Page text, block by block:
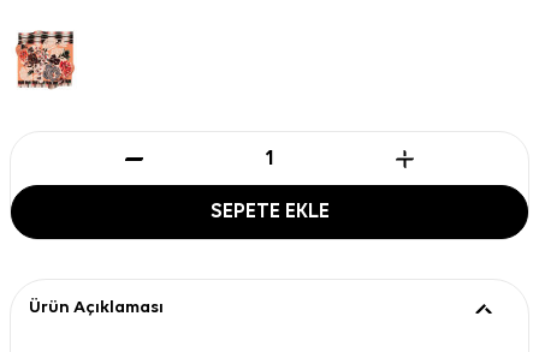
SEPETE EKLE
Ürün Açıklaması